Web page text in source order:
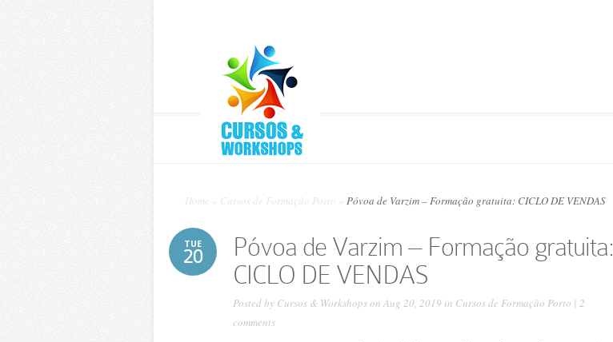
Home Cursos de Formação Porto Póvoa de Varzim – Formação gratuita: CICLO DE VENDAS
TUE
20
Póvoa de Varzim – Formação gratuita:
CICLO DE VENDAS
Posted by Cursos & Workshopson Aug 20, 2019 in Cursos de Formação Porto | 2
comments